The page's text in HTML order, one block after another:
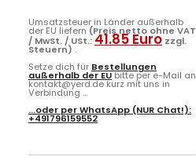
Umsatzsteuer in Länder außerhalb
der EU liefern (Preis netto ohne VAT
/ MwSt. / USt.:41.85 Euro zzgl.
Steuern) .
Setze dich für Bestellungen
außerhalb der EUbitte per e-Mail an
kontakt@yerd.de kurz mit uns in
Verbindung ...
...oder perWhatsApp (NUR Chat!):
+491796159552